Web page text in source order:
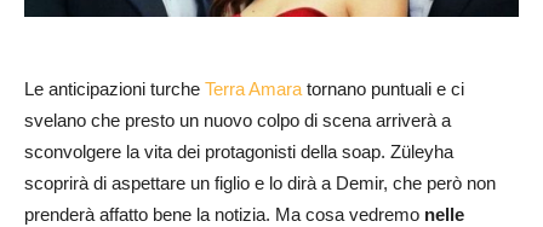
Le anticipazioni turche Terra Amara tornano puntuali e ci
svelano che presto un nuovo colpo di scena arriverà a
sconvolgere la vita dei protagonisti della soap. Züleyha
scoprirà di aspettare un figlio e lo dirà a Demir, che però non
prenderà affatto bene la notizia. Ma cosa vedremo nelle